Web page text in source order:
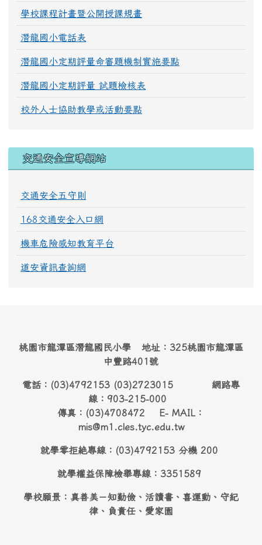
學校課程計畫暨公開授課規畫
潛龍國小電話表
潛龍國小定期評量命審題機制實施要點
潛龍國小定期評量 試題檢核表
校外人士協助教學或活動要點
交通安全宣導網站
交通安全五守則
168交通安全入口網
機車危險感知教育平台
道安資訊查詢網
桃園市龍潭區潛龍國民小學 地址：325桃園市龍潭區
中豐路401號
電話：(03)4792153 (03)2723015 網路專
線：903-215-000
傳真：(03)4708472 E- MAIL：
mis@m1.cles.tyc.edu.tw
就學零拒絶專線：(03)4792153 分機 200
就學權益保障檢舉專線：3351589
學校願景：真善美－知勤儉、活讀書、喜運動、守紀
律、負責任、愛家園